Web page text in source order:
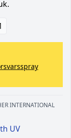
INTERNATIONAL
UV